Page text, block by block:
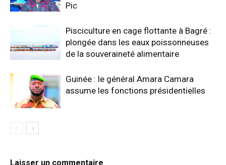
Pic
Pisciculture en cage flottante à Bagré :
plongée dans les eaux poissonneuses
de la souveraineté alimentaire
Guinée : le général Amara Camara
assume les fonctions présidentielles
Laisser un commentaire